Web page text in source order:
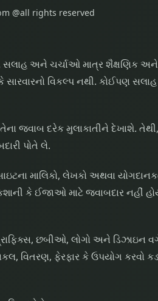
@all rights reserved
અને ચર્ચાઓ માત્ર શૈક્ષણિક અને
સારવારનો વિકલ્પ નથી. કોઈપણ
જવાબ દરેક મુલાકાતીને દેખાશે. તેથી,
પોતે લે.
માલિકો, લેખકો અથવા
કે ઈજાઓ માટે જવાબદાર નહીં
છબીઓ, લોગો અને ડિઝાઇન
વિતરણ, ફેરફાર કે ઉપયોગ કરવો